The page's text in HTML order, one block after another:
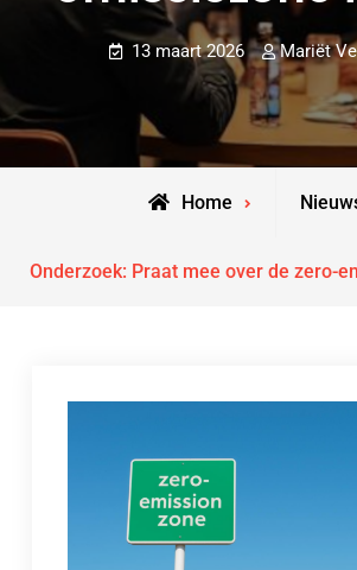
13 maart 2026 Mariët
Home
Onderzoek: Praat mee over de zero-